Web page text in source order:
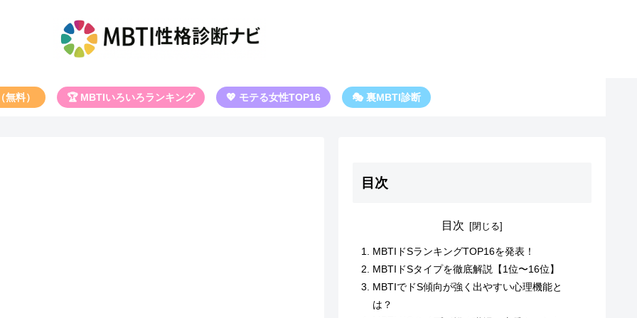
料） 🏆 MBTIいろいろランキング 💖 モテる女性TOP16 🎭 裏MBTI診断
目次
目次
MBTIドSランキングTOP16を発表！
MBTIドSタイプを徹底解説【1位〜16位】
MBTIでドS傾向が強く出やすい心理機能と
は？